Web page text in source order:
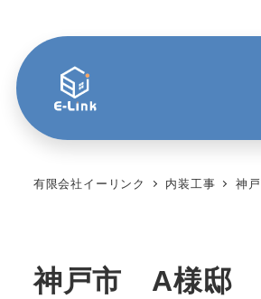
有限会社イーリンク 内装工事 神
神戸市 A様邸